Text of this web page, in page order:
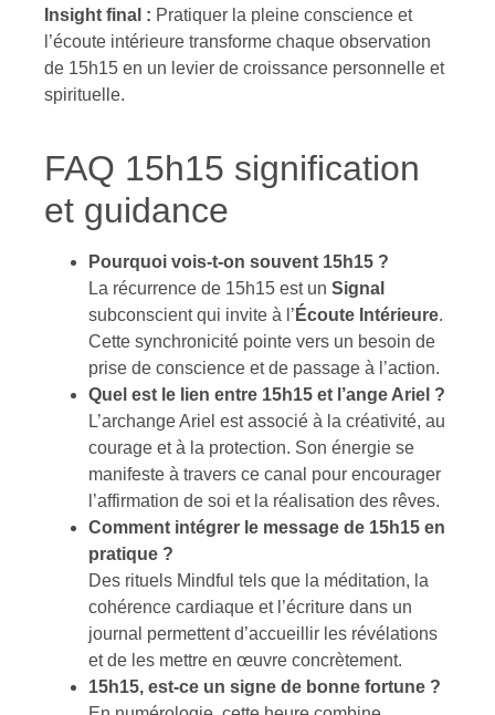
Insight final : Pratiquer la pleine conscience et
l’écoute intérieure transforme chaque observation
de 15h15 en un levier de croissance personnelle et
spirituelle.
FAQ 15h15 signification
et guidance
Pourquoi vois-t-on souvent 15h15 ?
La récurrence de 15h15 est un Signal
subconscient qui invite à l’ Écoute Intérieure.
Cette synchronicité pointe vers un besoin de
prise de conscience et de passage à l’action.
Quel est le lien entre 15h15 et l’ange Ariel ?
L’archange Ariel est associé à la créativité, au
courage et à la protection. Son énergie se
manifeste à travers ce canal pour encourager
l’affirmation de soi et la réalisation des rêves.
Comment intégrer le message de 15h15 en
pratique ?
Des rituels Mindful tels que la méditation, la
cohérence cardiaque et l’écriture dans un
journal permettent d’accueillir les révélations
et de les mettre en œuvre concrètement.
15h15, est-ce un signe de bonne fortune ?